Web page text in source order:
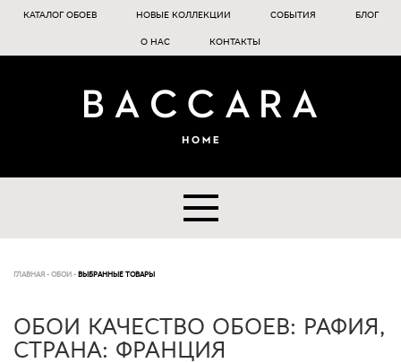
КАТАЛОГ ОБОЕВ НОВЫЕ КОЛЛЕКЦИИ СОБЫТИЯ БЛОГ
О НАС КОНТАКТЫ
ГЛАВНАЯ - ОБОИ - ВЫБРАННЫЕ ТОВАРЫ
ОБОИ КАЧЕСТВО ОБОЕВ: РАФИЯ,
СТРАНА: ФРАНЦИЯ